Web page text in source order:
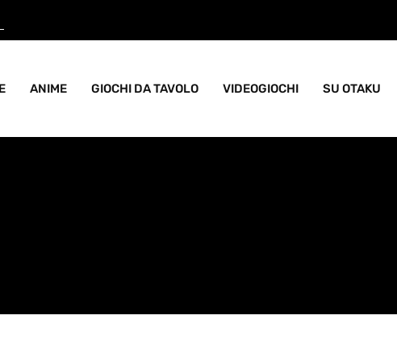
goblin pieno di caos
ANIME GIOCHI DA TAVOLO VIDEOGIOCHI SU OTAKU